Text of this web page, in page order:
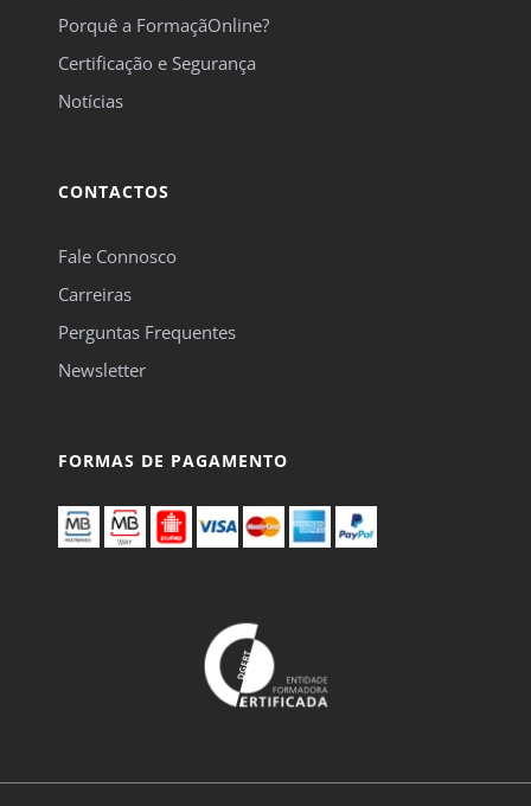
Porquê a FormaçãOnline?
Certificação e Segurança
Notícias
CONTACTOS
Fale Connosco
Carreiras
Perguntas Frequentes
Newsletter
FORMAS DE PAGAMENTO